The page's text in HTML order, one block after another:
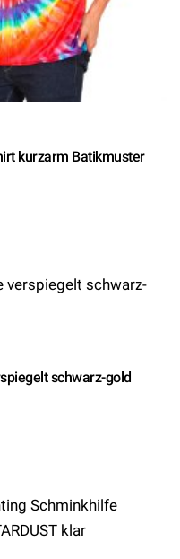
kurzarm Batikmuster
schwarz-gold